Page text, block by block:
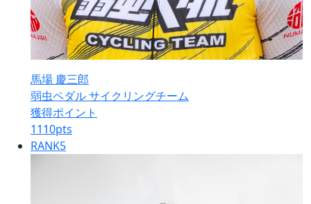
馬場 慶三郎
弱虫ペダル サイクリングチーム
獲得ポイント
1110pts
RANK5